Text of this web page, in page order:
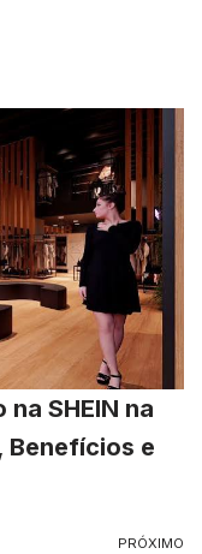
SHEIN na
Benefícios e
PRÓXIMO